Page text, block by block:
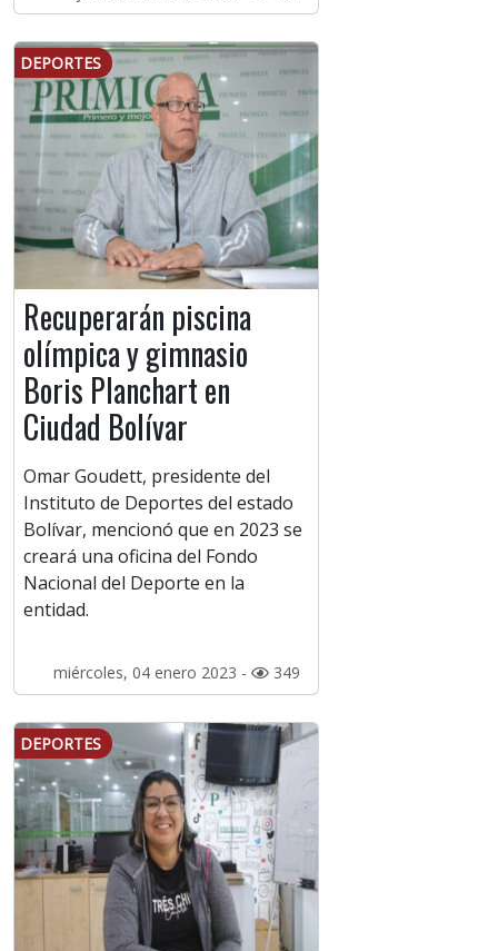
DEPORTES
Recuperarán piscina
olímpica y gimnasio
Boris Planchart en
Ciudad Bolívar
Omar Goudett, presidente del
Instituto de Deportes del estado
Bolívar, mencionó que en 2023 se
creará una oficina del Fondo
Nacional del Deporte en la
entidad.
miércoles, 04 enero 2023 - 349
DEPORTES